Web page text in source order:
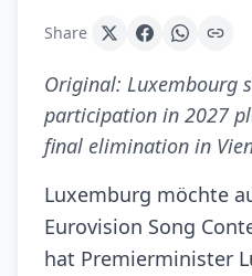
Share
Original: Luxembourg
participation in 2027
final elimination in
Luxemburg möchte
Eurovision Song
hat Premierminister